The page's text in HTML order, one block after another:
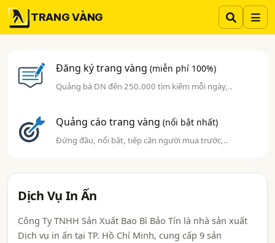
TRANG VÀNG
Đăng ký trang vàng(miễn phí 100%)
Quảng bá DN đến 250.000 tìm kiếm mỗi ngày,..
Quảng cáo trang vàng(nổi bật nhất)
Đứng đầu, nổi bật, tiếp cận người mua trước,..
Dịch Vụ In Ấn
Công Ty TNHH Sản Xuất Bao Bì Bảo Tín là nhà sản xuất
Dịch vụ in ấn tại TP. Hồ Chí Minh, cung cấp 9 sản